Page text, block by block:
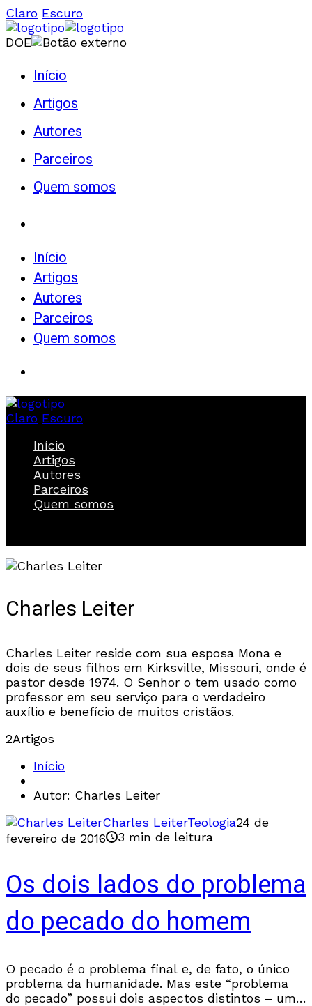
Claro Escuro
DOE
Início
Artigos
Autores
Parceiros
Quem somos
Início
Artigos
Autores
Parceiros
Quem somos
Claro Escuro
Início
Artigos
Autores
Parceiros
Quem somos
Charles Leiter
Charles Leiter reside com sua esposa Mona e
dois de seus filhos em Kirksville, Missouri, onde é
pastor desde 1974. O Senhor o tem usado como
professor em seu serviço para o verdadeiro
auxílio e benefício de muitos cristãos.
2Artigos
Início
Autor: Charles Leiter
Charles LeiterTeologia24 de
fevereiro de 2016
3 min de leitura
Os dois lados do problema
do pecado do homem
O pecado é o problema final e, de fato, o único
problema da humanidade. Mas este “problema
do pecado” possui dois aspectos distintos – um